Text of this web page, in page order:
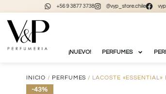
+56 9 3877 3738 @vyp_store.chile vypstore.cl
¡NUEVO! PERFUMES
INICIO / PERFUMES / LACOSTE
-43%